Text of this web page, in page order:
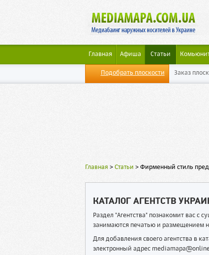
Главная Афиша Статьи
Подобрать плоскости Заказ
Главная > Статьи > Фирменный стиль
КАТАЛОГ АГЕНТСТВ
Раздел "Агентства" познакомит вас
занимаются печатью и размещением
Для добавления своего агентства в
электронный адрес